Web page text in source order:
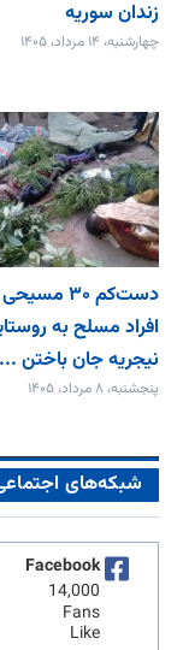
زندان سوریه
چهارشنبه، ۱۴ مرداد، ۱۴۰۵
دست‌کم ۳۰
افراد مسلح به
نیجریه جان باختن ...
پنجشنبه، ۸ مرداد، ۱۴۰۵
شبکه‌های
Facebook
14,000
Fans
Like